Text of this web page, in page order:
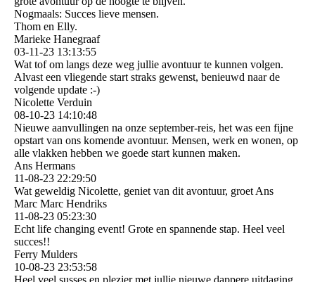
Nogmaals: Succes lieve mensen.
Thom en Elly.
Marieke Hanegraaf
03-11-23 13:13:55
Wat tof om langs deze weg jullie avontuur te kunnen volgen.
Alvast een vliegende start straks gewenst, benieuwd naar de
volgende update :-)
Nicolette Verduin
08-10-23 14:10:48
Nieuwe aanvullingen na onze september-reis, het was een fijne
opstart van ons komende avontuur. Mensen, werk en wonen, op
alle vlakken hebben we goede start kunnen maken.
Ans Hermans
11-08-23 22:29:50
Wat geweldig Nicolette, geniet van dit avontuur, groet Ans
Marc Marc Hendriks
11-08-23 05:23:30
Echt life changing event! Grote en spannende stap. Heel veel
succes!!
Ferry Mulders
10-08-23 23:53:58
Heel veel susses en plezier met jullie nieuwe dappere uitdaging.